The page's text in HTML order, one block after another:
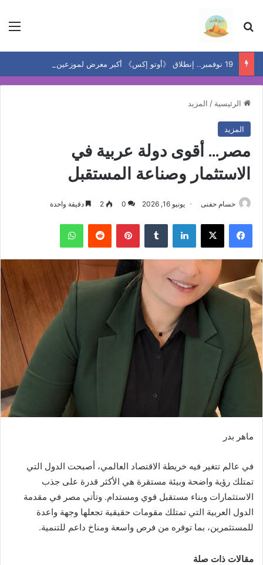
بحث عن
الرئيسية / المزيد
المزيد
مصر… أقوى دولة عربية في
الاستثمار وصناعة المستقبل
حسام حفنى يونيو 16, 2026 0
2 دقيقة واحدة
فيسبوك ‫X لينكدإن بينتيريست واتساب
ماهر بدر
في عالم تتغير فيه خريطة الاقتصاد العالمي، أصبحت الدول التي
تمتلك رؤية واضحة وبيئة مستقرة هي الأكثر قدرة على جذب
الاستثمارات وبناء مستقبل قوي ومستدام. وتأتي مصر في مقدمة
الدول العربية التي تمتلك مقومات حقيقية تجعلها وجهة واعدة
للمستثمرين، بما توفره من فرص واسعة ومناخ داعم للتنمية.
مقالات ذات صلة